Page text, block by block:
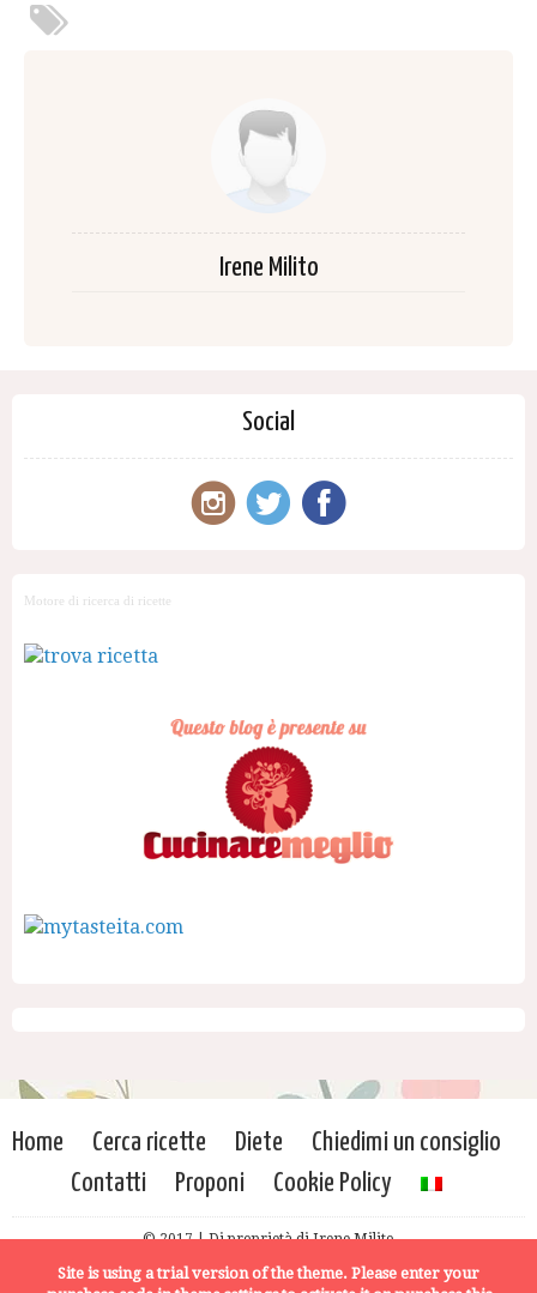
Irene Milito
Social
Motore di ricerca di ricette
Home Cerca ricette Diete
Chiedimi un consiglio
Contatti
Proponi Cookie Policy
© 2017 | Di proprietà di Irene Milito
Site is using a trial version of the theme. Please enter your